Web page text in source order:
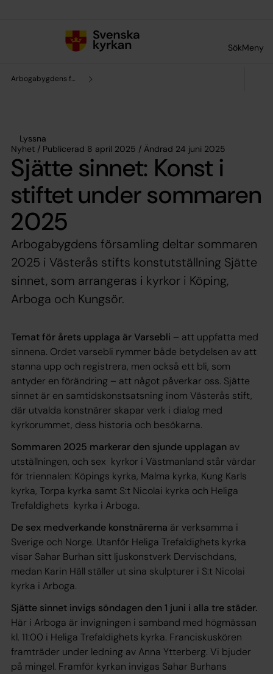
SökMeny
Arbogabygdens församling
Lyssna
Nyhet / Publicerad 8 april 2025 / Ändrad 24 juni 2025
Sjätte sinnet: Konst i
stiftet under sommaren
2025
Arbogabygdens församling deltar sommaren
2025 i Västerås stifts konstutställning Sjätte
sinnet, som arrangeras i kyrkor i Köping,
Arboga och Kungsör.
Temat för årets upplaga är Varsebli – att uppfatta med
sinnena. Ordet varsebli rymmer både betydelsen av att
stanna upp och registrera, men också ett bli, som
antyder en förändring – att något påverkar oss. Sjätte
sinnet är en samtidskonstsatsning inom Västerås stift,
där utvalda konstnärer skapar verk i dialog med
kyrkorummet, dess historia och besökarna.
Sommaren 2025 markerar den sjunde upplagan av
utställningen, och sex kyrkor i Västmanland står värdar
för triennalen: Köpings kyrka, Malma kyrka, Kung Karls
kyrka, Torpa kyrka samt S:t Nicolai kyrka och Heliga
Trefaldighets kyrka i Arboga.
De sex medverkande konstnärerna är verksamma i
Sverige och Norge. Utanför Heliga Trefaldighets kyrka
visar Sahar Burhan sitt ljuskonstverk Dervischdans,
medan Karin Häll ställer ut sina skulpturer i S:t Nicolai
kyrka i Arboga.
Sjätte sinnet invigs söndagen den 1 juni i alla tre städer.
Här i Arboga är invigningen i samband med högmässan
kl. 11:00 i Heliga Trefaldighets kyrka. Franciskuskören
framträder under ledning av Anna Ytterberg. Vi bjuder
på mingel. Framför kyrkan invigas Sahar Burhans